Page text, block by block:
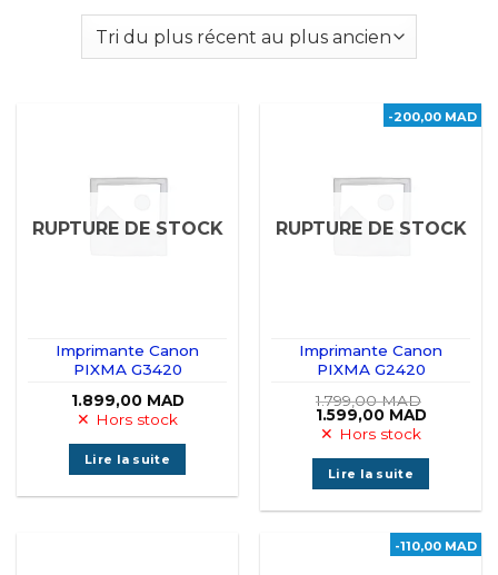
RUPTURE DE STOCK
Imprimante Canon
PIXMA G3420
1.899,00 MAD
Hors stock
Lire la suite
-200,00 MAD
RUPTURE DE STOCK
Imprimante Canon
PIXMA G2420
1.799,00MAD
Le
prix
initial
était :
1.799,00 MAD.
1.599,00 MADLe
est :
Hors stock
Lire la suite
-110,00 MAD